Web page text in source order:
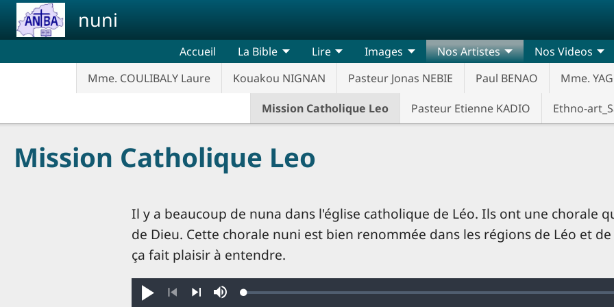
Aller au contenu principal
nuni
Accueil La Bible Lire Images
Nos Artistes
Mme. COULIBALY Laure
Kouakou NIGNAN Pasteur Jonas NEBIE Paul BENAO
Mme.
Mission Catholique Leo
Pasteur Etienne KADIO Ethno-
Nos Videos
Mission Catholique Leo
Il y a beaucoup de nuna dans l'église catholique de Léo. Ils ont une chorale
de Dieu. Cette chorale nuni est bien renommée dans les régions de Léo et
ça fait plaisir à entendre.
Jouer SourdineLoaded: